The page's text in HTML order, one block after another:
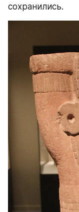
сохранились.